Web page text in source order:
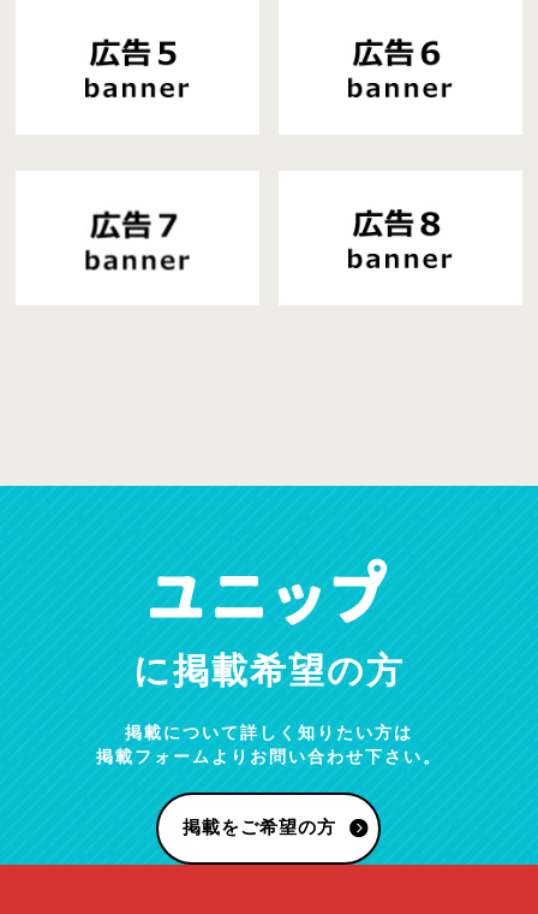
に掲載希望の方
掲載について詳しく知りたい方は
掲載フォームよりお問い合わせ下さい。
掲載をご希望の方